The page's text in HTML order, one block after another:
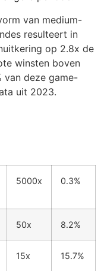
van medium-
resulteert in
op 2.8x de
winsten boven
van deze game-
uit 2023.
5000x 0.3%
50x 8.2%
15x 15.7%